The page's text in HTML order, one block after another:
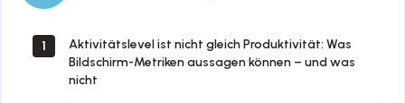
1
Aktivitätslevel ist nicht gleich Produktivität: Was
Bildschirm-Metriken aussagen können – und was
nicht